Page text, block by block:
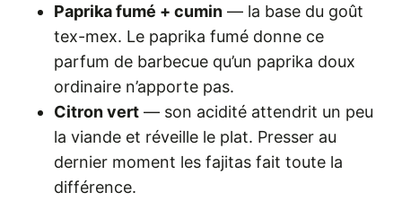
Paprika fumé + cumin — la base du goût
tex-mex. Le paprika fumé donne ce
parfum de barbecue qu’un paprika doux
ordinaire n’apporte pas.
Citron vert — son acidité attendrit un peu
la viande et réveille le plat. Presser au
dernier moment les fajitas fait toute la
différence.